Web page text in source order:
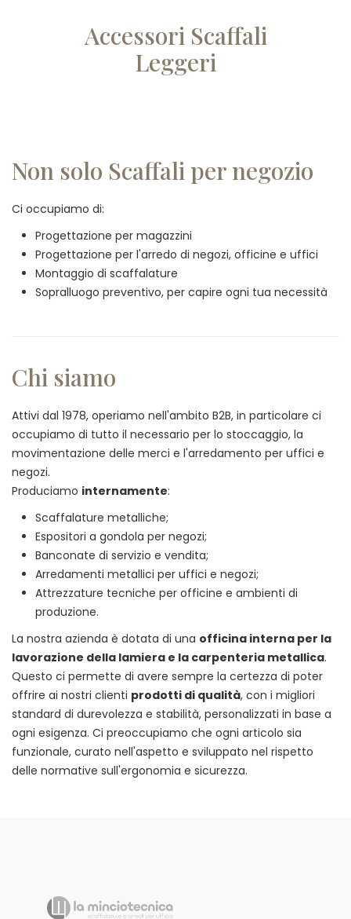
Accessori Scaffali
Leggeri
Non solo Scaffali per negozio
Ci occupiamo di:
Progettazione per magazzini
Progettazione per l'arredo di negozi, officine e uffici
Montaggio di scaffalature
Sopralluogo preventivo, per capire ogni tua necessità
Chi siamo
Attivi dal 1978, operiamo nell'ambito B2B, in particolare ci
occupiamo di tutto il necessario per lo stoccaggio, la
movimentazione delle merci e l'arredamento per uffici e
negozi.
Produciamo internamente:
Scaffalature metalliche;
Espositori a gondola per negozi;
Banconate di servizio e vendita;
Arredamenti metallici per uffici e negozi;
Attrezzature tecniche per officine e ambienti di
produzione.
La nostra azienda è dotata di una officina interna per la
lavorazione della lamiera e la carpenteria metallica.
Questo ci permette di avere sempre la certezza di poter
offrire ai nostri clienti prodotti di qualità, con i migliori
standard di durevolezza e stabilità, personalizzati in base a
ogni esigenza. Ci preoccupiamo che ogni articolo sia
funzionale, curato nell'aspetto e sviluppato nel rispetto
delle normative sull'ergonomia e sicurezza.